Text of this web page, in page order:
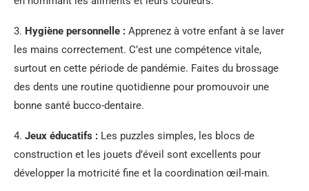
3. Hygiène personnelle : Apprenez à votre enfant à se laver
les mains correctement. C’est une compétence vitale,
surtout en cette période de pandémie. Faites du brossage
des dents une routine quotidienne pour promouvoir une
bonne santé bucco-dentaire.
4. Jeux éducatifs : Les puzzles simples, les blocs de
construction et les jouets d’éveil sont excellents pour
développer la motricité fine et la coordination œil-main.